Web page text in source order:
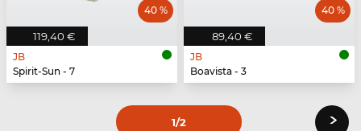
119,40 €
40 %
JB
Spirit-Sun - 7
89,40 €
40 %
JB
Boavista - 3
1/2 ›